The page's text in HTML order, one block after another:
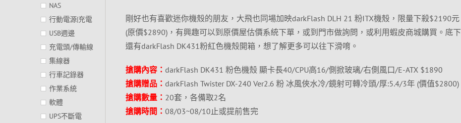
剛好也有喜歡迷你機殼的朋友，大飛也同場加映darkFlash DLH 21 粉ITX機殼，限量下殺$2190元
(原價$2890)，有興趣可以到原價屋估價系統下單，或到門市做詢問，或利用蝦皮商城購買。底下
還有darkFlash DK431粉紅色機殼開箱，想了解更多可以往下滑唷。
搶購內容： darkFlash DK431 粉色機殼 顯卡長40/CPU高16/側掀玻璃/右側風口/E-ATX $1890
搶購贈品： darkFlash Twister DX-240 Ver2.6 粉 冰風俠水冷/鏡射可轉冷頭/厚:5.4/3年 (價值$2800)
搶購數量： 20套，各備取2名
搶購時間： 08/03~08/10止或提前售完
NAS
行動電源|充電
USB週邊
充電頭/傳輸線
集線器
行車記錄器
作業系統
軟體
UPS不斷電